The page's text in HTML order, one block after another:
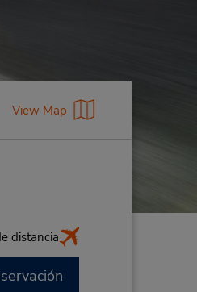
View Map
distancia